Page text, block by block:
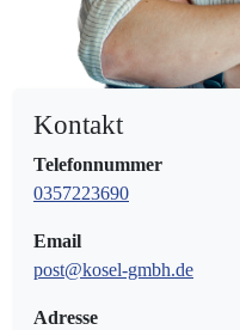
Kontakt
Telefonnummer
0357223690
Email
post@kosel-gmbh.de
Adresse